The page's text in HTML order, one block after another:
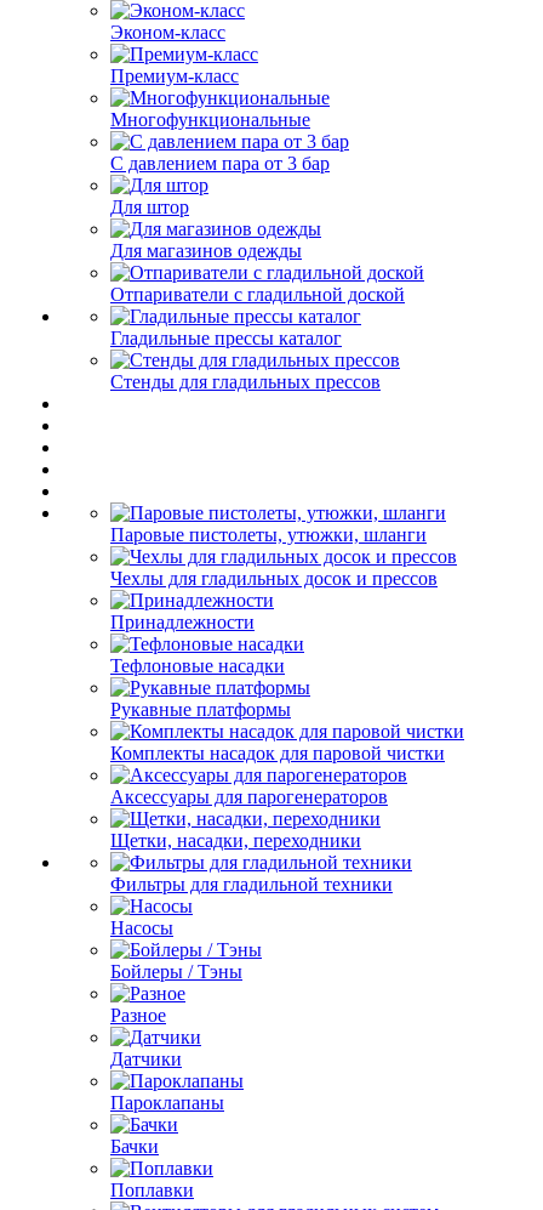
Эконом-класс
Премиум-класс
Многофункциональные
С давлением пара от 3 бар
Для штор
Для магазинов одежды
Отпариватели с гладильной доской
Гладильные прессы каталог
Стенды для гладильных прессов
Паровые пистолеты, утюжки, шланги
Чехлы для гладильных досок и прессов
Принадлежности
Тефлоновые насадки
Рукавные платформы
Комплекты насадок для паровой чистки
Аксессуары для парогенераторов
Щетки, насадки, переходники
Фильтры для гладильной техники
Насосы
Бойлеры / Тэны
Разное
Датчики
Пароклапаны
Бачки
Поплавки